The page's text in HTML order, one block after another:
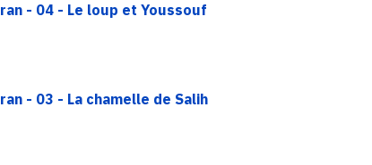
- 04 - Le loup et Youssouf
- 03 - La chamelle de Salih